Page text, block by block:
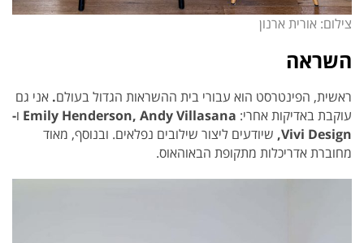
צילום: אורית ארנון
השראה
ראשית, הפינטרסט הוא עבורי בית ההשראות הגדול בעולם. אני גם
עוקבת באדיקות אחרי:
ו-
Vivi Design, שיודעים ליצור שילובים נפלאים. ובנוסף, מאוד
מחוברת אדריכלות מתקופת הבאוהאוס.